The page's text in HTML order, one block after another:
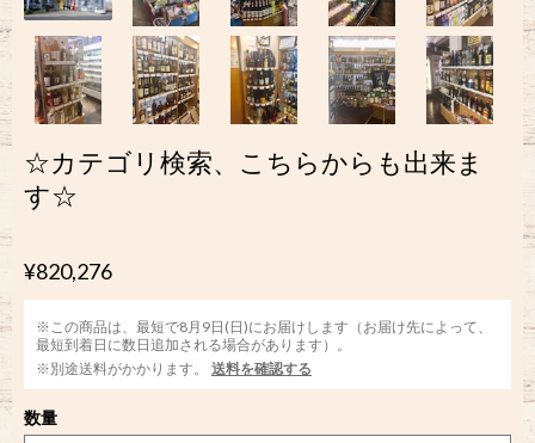
☆カテゴリ検索、こちらからも出来ま
す☆
¥820,276
※この商品は、最短で8月9日(日)にお届けします（お届け先によって、
最短到着日に数日追加される場合があります）。
※別途送料がかかります。
送料を確認する
数量